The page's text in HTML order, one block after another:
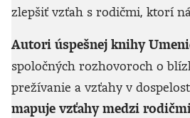
zlepšiť vzťah s rodičmi, ktorí
Autori úspešnej knihy
spoločných rozhovoroch o
prežívanie a vzťahy v
mapuje vzťahy medzi